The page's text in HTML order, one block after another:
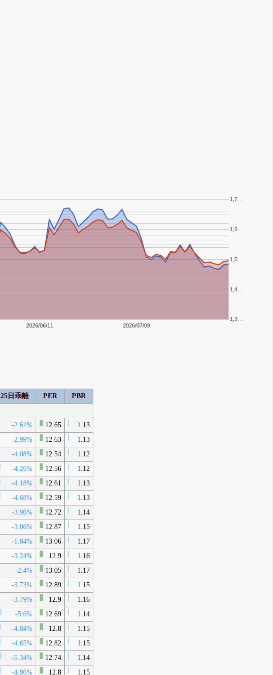
2026/06/11 2026/07/09
1,3…
1,4…
1,5…
1,6…
1,7…
25日乖離 PER
PBR
-2.61% 12.65
1.13
-2.99% 12.63
1.13
-4.08% 12.54
1.12
-4.26% 12.56
1.12
-4.18% 12.61
1.13
-4.68% 12.59
1.13
-3.96% 12.72
1.14
-3.06% 12.87
1.15
-1.84% 13.06
1.17
-3.24% 12.9
1.16
-2.4% 13.05
1.17
-3.73% 12.89
1.15
-3.79% 12.9
1.16
-5.6% 12.69
1.14
-4.84% 12.8
1.15
-4.65% 12.82
1.15
-5.34% 12.74
1.14
-4.96% 12.8
1.15